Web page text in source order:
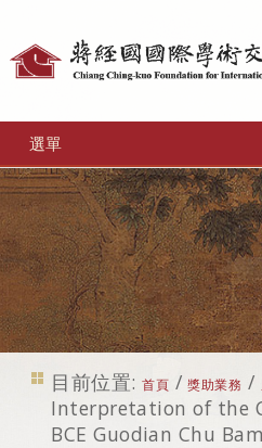
選單
目前位置: 首頁 /獎助業務 /
Interpretation of the
BCE Guodian Chu